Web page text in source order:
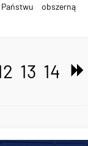
obszerną
13 14